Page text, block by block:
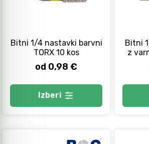
Bitni 1/4 nastavki barvni
TORX 10 kos
od 0,98 €
Izberi
Bitni
z